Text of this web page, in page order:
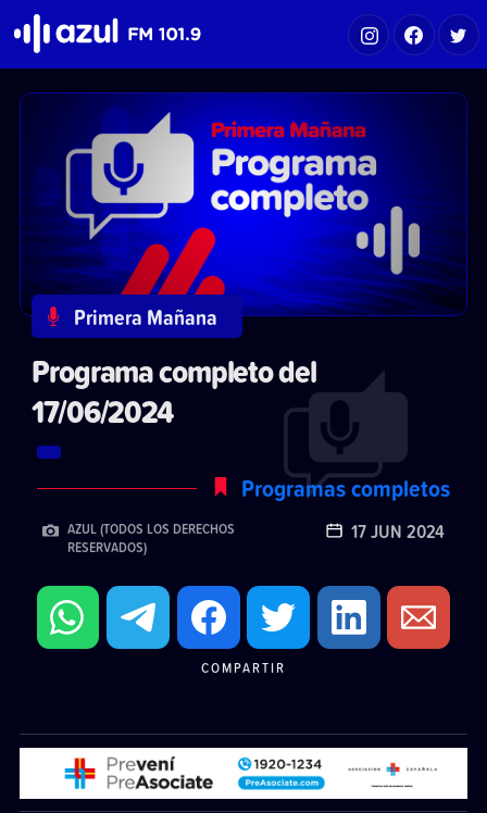
Primera Mañana
Programa completo del
17/06/2024
Programas completos
AZUL (TODOS LOS DERECHOS
RESERVADOS)
17 JUN 2024
COMPARTIR